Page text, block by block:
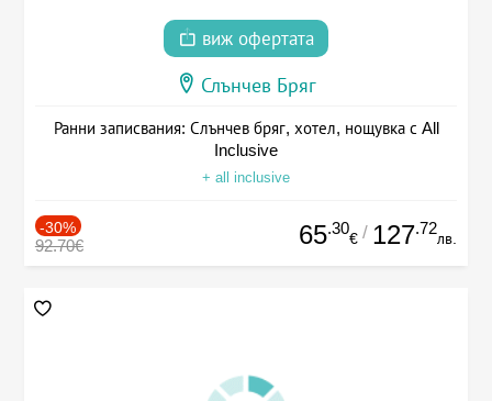
виж офертата
Слънчев Бряг
Ранни записвания: Слънчев бряг, хотел, нощувка с All
Inclusive
+ all inclusive
-30%
92.70€ 65.30
€ / 127.72
лв.